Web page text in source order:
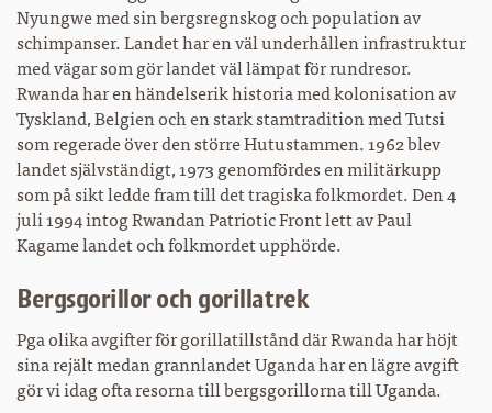
Nyungwe med sin bergsregnskog och population av
schimpanser. Landet har en väl underhållen infrastruktur
med vägar som gör landet väl lämpat för rundresor.
Rwanda har en händelserik historia med kolonisation av
Tyskland, Belgien och en stark stamtradition med Tutsi
som regerade över den större Hutustammen. 1962 blev
landet självständigt, 1973 genomfördes en militärkupp
som på sikt ledde fram till det tragiska folkmordet. Den 4
juli 1994 intog Rwandan Patriotic Front lett av Paul
Kagame landet och folkmordet upphörde.
Bergsgorillor och gorillatrek
Pga olika avgifter för gorillatillstånd där Rwanda har höjt
sina rejält medan grannlandet Uganda har en lägre avgift
gör vi idag ofta resorna till bergsgorillorna till Uganda.